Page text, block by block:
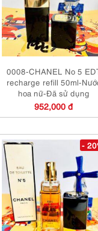
0008-CHANEL No 5
recharge refill 50ml-
hoa nữ-Đã sử dụng
952,000 đ
-